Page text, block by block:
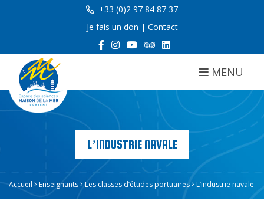
+33 (0)2 97 84 87 37
Je fais un don | Contact
MENU
L’INDUSTRIE NAVALE
Accueil Enseignants Les classes d’études portuaires L’industrie navale